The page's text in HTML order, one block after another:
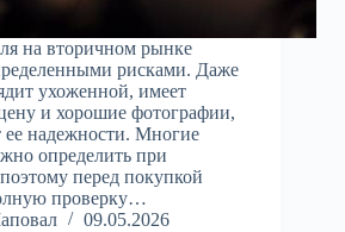
на вторичном рынке
рисками. Даже
ухоженной, имеет
и хорошие фотографии,
ее надежности. Многие
определить при
перед покупкой
проверку…
09.05.2026